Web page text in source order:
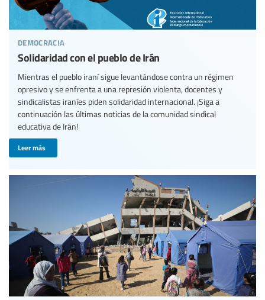
democracia
Solidaridad con el pueblo de Irán
Mientras el pueblo iraní sigue levantándose contra un régimen
opresivo y se enfrenta a una represión violenta, docentes y
sindicalistas iraníes piden solidaridad internacional. ¡Siga a
continuación las últimas noticias de la comunidad sindical
educativa de Irán!
Leer más